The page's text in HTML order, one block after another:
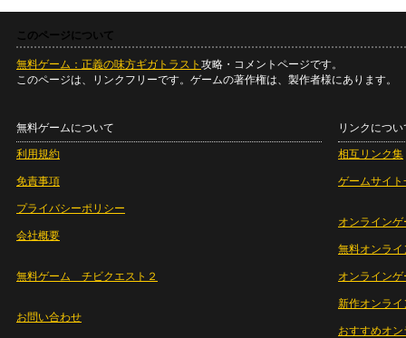
このページについて
無料ゲーム：正義の味方ギガトラスト 攻略・コメントページです。
このページは、リンクフリーです。ゲームの著作権は、製作者様にあります。
無料ゲームについて
利用規約
免責事項
プライバシーポリシー
会社概要
無料ゲーム チビクエスト２
お問い合わせ
リンクについ
相互リンク集
ゲームサイト
オンラインゲ
無料オンライ
オンライン
新作オンライ
おすすめオ